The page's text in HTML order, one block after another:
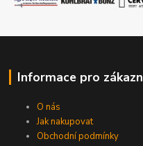
Informace pro
O nás
Jak nakupovat
Obchodní podmínky